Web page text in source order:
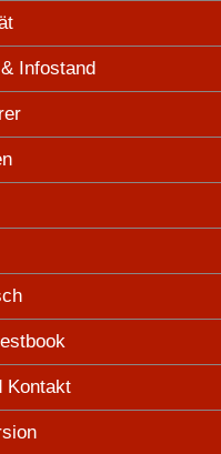
Infostand
Kontakt